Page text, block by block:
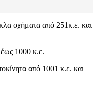
οχήματα από 251κ.ε. και
1000 κ.ε.
από 1001 κ.ε. και